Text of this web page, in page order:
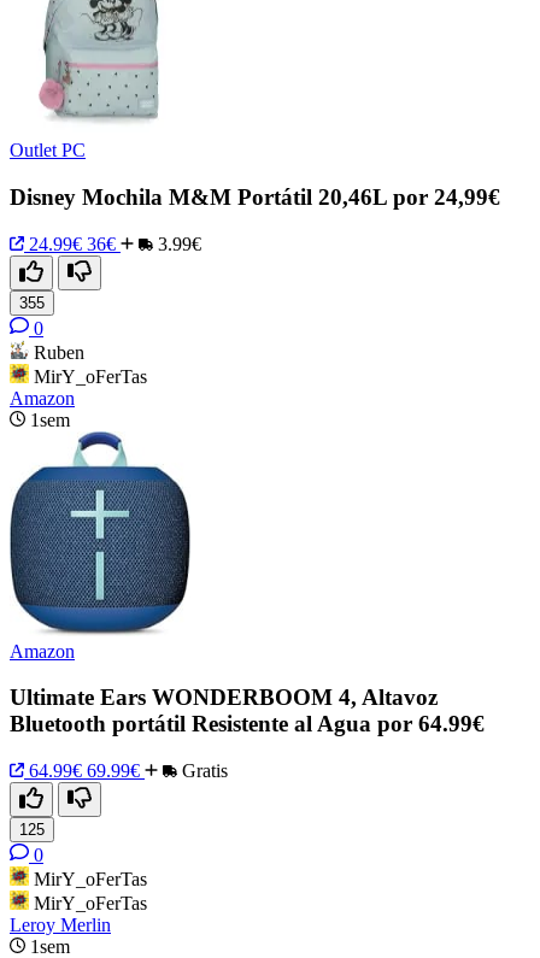
Outlet PC
Disney Mochila M&M Portátil 20,46L por 24,99€
24.99€ 36€ 3.99€
355
0
Ruben
MirY_oFerTas
Amazon
1sem
Amazon
Ultimate Ears WONDERBOOM 4, Altavoz
Bluetooth portátil Resistente al Agua por 64.99€
64.99€ 69.99€ Gratis
125
0
MirY_oFerTas
MirY_oFerTas
Leroy Merlin
1sem